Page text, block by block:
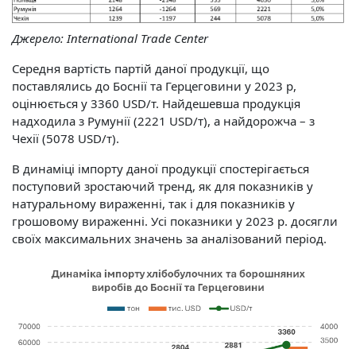
Джерело:International Trade Center
Середня вартість партій даної продукції, що
поставлялись до Боснії та Герцеговини у 2023 р,
оцінюється у 3360 USD/т. Найдешевша продукція
надходила з Румунії (2221 USD/т), а найдорожча – з
Чехії (5078 USD/т).
В динаміці імпорту даної продукції спостерігається
поступовий зростаючий тренд, як для показників у
натуральному вираженні, так і для показників у
грошовому вираженні. Усі показники у 2023 р. досягли
своїх максимальних значень за аналізований період.